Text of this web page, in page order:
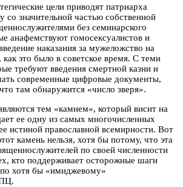
цели приводят патриарха
со значительной частью собственной
без семинарского
анафемствуют гомосексуалистов и
наказания за мужеложство на
как это было в советское время. С теми
требуют введения смертной казни и
современные цифровые документы,
там обнаружится «число зверя».
тем «камнем», который висит на
ее одну из самых многочисленных
истиной православной всемирности. Вот
камень нельзя, хотя бы потому, что эта
по своей численности
кто поддерживает осторожные шаги
хотя бы «имиджевому»